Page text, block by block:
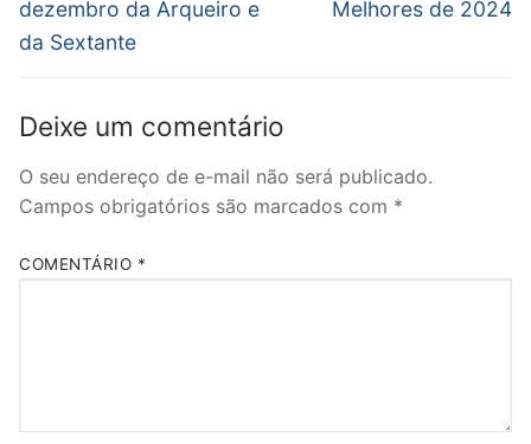
Post
dezembro da Arqueiro e
da Sextante
Melhores de 2024
Deixe um comentário
O seu endereço de e-mail não será publicado.
Campos obrigatórios são marcados com *
COMENTÁRIO *